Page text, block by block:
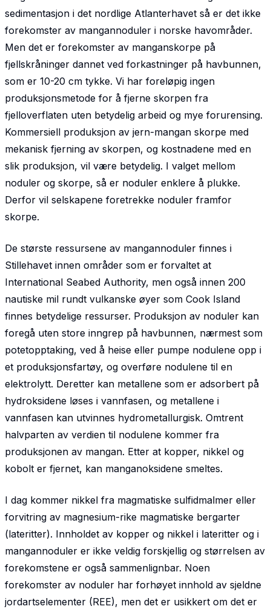
sedimentasjon i det nordlige Atlanterhavet så er det ikke
forekomster av mangannoduler i norske havområder.
Men det er forekomster av mangan­skorpe på
fjellskråninger dannet ved forkastninger på havbunnen,
som er 10-20 cm tykke. Vi har foreløpig ingen
produksjonsmetode for å fjerne skorpen fra
fjelloverflaten uten betydelig arbeid og mye forurensing.
Kommersiell produksjon av jern-mangan skorpe med
mekanisk fjerning av skorpen, og kostnadene med en
slik produksjon, vil være betydelig. I valget mellom
noduler og skorpe, så er noduler enklere å plukke.
Derfor vil selskapene foretrekke noduler framfor
skorpe.
De største ressursene av mangannoduler finnes i
Stillehavet innen områder som er forvaltet at
International Seabed Authority, men også innen 200
nautiske mil rundt vulkanske øyer som Cook Island
finnes betydelige ressurser. Produksjon av noduler kan
foregå uten store inngrep på havbunnen, nærmest som
potetopptaking, ved å heise eller pumpe nodulene opp i
et produksjonsfartøy, og overføre nodulene til en
elektrolytt. Deretter kan metallene som er adsorbert på
hydroksidene løses i vannfasen, og metallene i
vannfasen kan utvinnes hydrometallurgisk. Omtrent
halvparten av verdien til nodulene kommer fra
produksjonen av mangan. Etter at kopper, nikkel og
kobolt er fjernet, kan manganoksidene smeltes.
I dag kommer nikkel fra magmatiske sulfidmalmer eller
forvitring av magnesium-rike magmatiske bergarter
(lateritter). Innholdet av kopper og nikkel i lateritter og i
mangannoduler er ikke veldig forskjellig og størrelsen av
forekomstene er også sammenlignbar. Noen
forekomster av noduler har forhøyet innhold av sjeldne
jordartselementer (REE), men det er usikkert om det er